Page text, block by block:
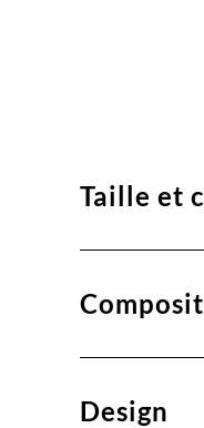
Taille et
Design